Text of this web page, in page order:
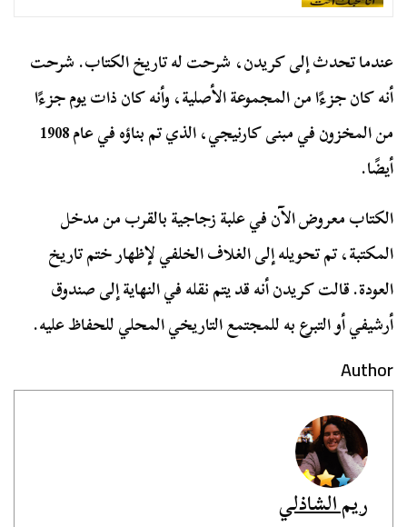
عندما تحدث إلى كريدن، شرحت له تاريخ الكتاب. شرحت
أنه كان جزءًا من المجموعة الأصلية، وأنه كان ذات يوم جزءًا
من المخزون في مبنى كارنيجي، الذي تم بناؤه في عام 1908
أيضًا.
الكتاب معروض الآن في علبة زجاجية بالقرب من مدخل
المكتبة، تم تحويله إلى الغلاف الخلفي لإظهار ختم تاريخ
العودة. قالت كريدن أنه قد يتم نقله في النهاية إلى صندوق
أرشيفي أو التبرع به للمجتمع التاريخي المحلي للحفاظ عليه.
Author
ريم الشاذلي